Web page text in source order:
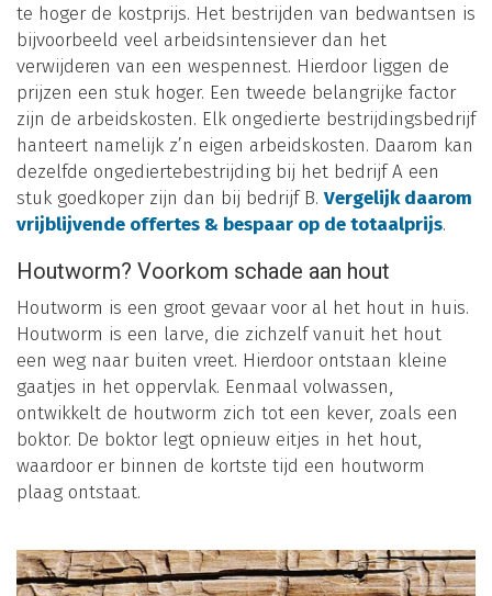
te hoger de kostprijs. Het bestrijden van bedwantsen is
bijvoorbeeld veel arbeidsintensiever dan het
verwijderen van een wespennest. Hierdoor liggen de
prijzen een stuk hoger. Een tweede belangrijke factor
zijn de arbeidskosten. Elk ongedierte bestrijdingsbedrijf
hanteert namelijk z’n eigen arbeidskosten. Daarom kan
dezelfde ongediertebestrijding bij het bedrijf A een
stuk goedkoper zijn dan bij bedrijf B. Vergelijk daarom
vrijblijvende offertes & bespaar op de totaalprijs.
Houtworm? Voorkom schade aan hout
Houtworm is een groot gevaar voor al het hout in huis.
Houtworm is een larve, die zichzelf vanuit het hout
een weg naar buiten vreet. Hierdoor ontstaan kleine
gaatjes in het oppervlak. Eenmaal volwassen,
ontwikkelt de houtworm zich tot een kever, zoals een
boktor. De boktor legt opnieuw eitjes in het hout,
waardoor er binnen de kortste tijd een houtworm
plaag ontstaat.